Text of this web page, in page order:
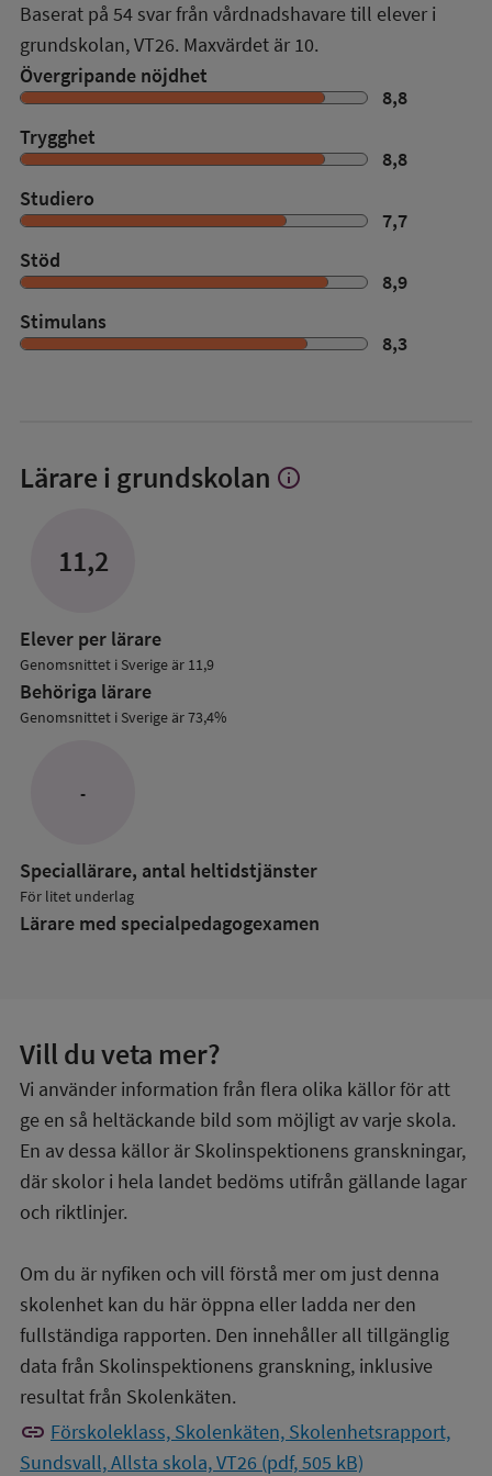
Baserat på 54 svar från vårdnadshavare till elever i
grundskolan,VT26. Maxvärdet är 10.
Övergripande nöjdhet
8,8
Trygghet
8,8
Studiero
7,7
Stöd
8,9
Stimulans
8,3
Lärare i grundskolan Visa
info
11,2
Elever per lärare
Genomsnittet i Sverige är 11,9
Behöriga lärare
Genomsnittet i Sverige är 73,4%
-
Speciallärare, antal heltidstjänster
För litet underlag
Lärare med specialpedagog­examen
Vill du veta mer?
Vi använder information från flera olika källor för att
ge en så heltäckande bild som möjligt av varje skola.
En av dessa källor är Skolinspektionens granskningar,
där skolor i hela landet bedöms utifrån gällande lagar
och riktlinjer.
Om du är nyfiken och vill förstå mer om just denna
skolenhet kan du här öppna eller ladda ner den
fullständiga rapporten. Den innehåller all tillgänglig
data från Skolinspektionens granskning, inklusive
resultat från Skolenkäten.
link Förskoleklass, Skolenkäten, Skolenhetsrapport,
Sundsvall, Allsta skola, VT26 (pdf, 505 kB)